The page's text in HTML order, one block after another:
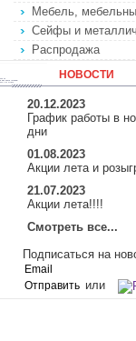
Мебель,
Сейфы и
Распродажа
НОВОСТИ
20.12.2023
График работы в
дни
01.08.2023
Акции лета и
21.07.2023
Акции лета!!!!
Смотреть все...
Подписаться на
или